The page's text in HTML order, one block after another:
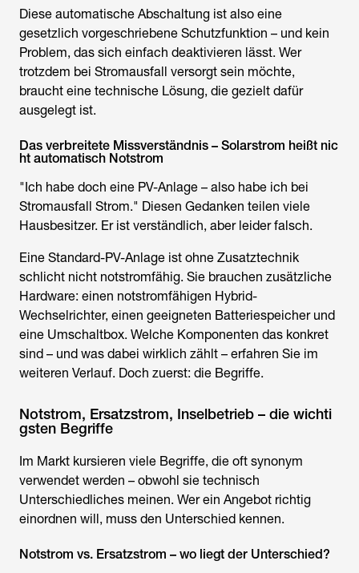
Diese automatische Abschaltung ist also eine
gesetzlich vorgeschriebene Schutzfunktion – und kein
Problem, das sich einfach deaktivieren lässt. Wer
trotzdem bei Stromausfall versorgt sein möchte,
braucht eine technische Lösung, die gezielt dafür
ausgelegt ist.
Das verbreitete Missverständnis – Solarstrom heißt nic
ht automatisch Notstrom
"Ich habe doch eine PV-Anlage – also habe ich bei
Stromausfall Strom." Diesen Gedanken teilen viele
Hausbesitzer. Er ist verständlich, aber leider falsch.
Eine Standard-PV-Anlage ist ohne Zusatztechnik
schlicht nicht notstromfähig. Sie brauchen zusätzliche
Hardware: einen notstromfähigen Hybrid-
Wechselrichter, einen geeigneten Batteriespeicher und
eine Umschaltbox. Welche Komponenten das konkret
sind – und was dabei wirklich zählt – erfahren Sie im
weiteren Verlauf. Doch zuerst: die Begriffe.
Notstrom, Ersatzstrom, Inselbetrieb – die wichti
gsten Begriffe
Im Markt kursieren viele Begriffe, die oft synonym
verwendet werden – obwohl sie technisch
Unterschiedliches meinen. Wer ein Angebot richtig
einordnen will, muss den Unterschied kennen.
Notstrom vs. Ersatzstrom – wo liegt der Unterschied?